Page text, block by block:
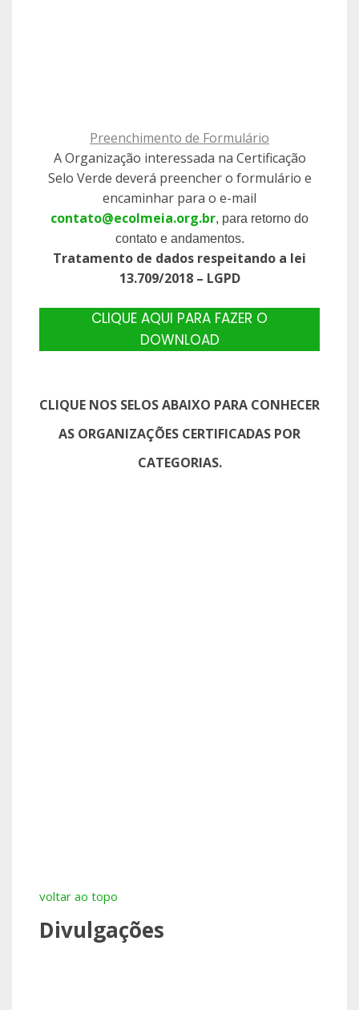
Preenchimento de Formulário
A Organização interessada na Certificação
Selo Verde deverá preencher o formulário e
encaminhar para o e-mail
contato@ecolmeia.org.br, para retorno do
contato e andamentos.
Tratamento de dados respeitando a lei
13.709/2018 – LGPD
CLIQUE AQUI PARA FAZER O
DOWNLOAD
CLIQUE NOS SELOS ABAIXO PARA CONHECER
AS ORGANIZAÇÕES CERTIFICADAS POR
CATEGORIAS.
voltar ao topo
Divulgações